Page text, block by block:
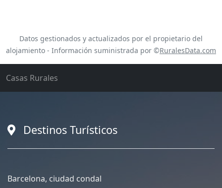
Datos gestionados y actualizados por el propietario del
alojamiento - Información suministrada por ©RuralesData.com
Casas Rurales
Destinos Turísticos
Barcelona, ciudad condal